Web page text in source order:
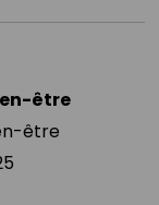
être
être